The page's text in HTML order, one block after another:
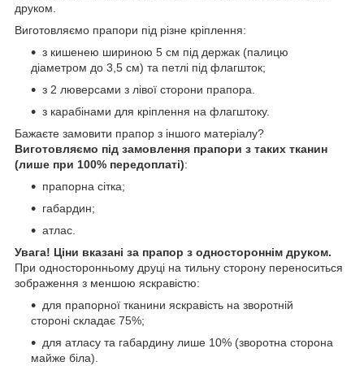
друком.
Виготовляємо прапори під різне кріплення:
з кишенею шириною 5 см під держак (палицю
діаметром до 3,5 см) та петлі під флагшток;
з 2 люверсами з лівої сторони прапора.
з карабінами для кріплення на флагштоку.
Бажаєте замовити прапор з іншого матеріалу?
Виготовляємо під замовлення прапори з таких тканин
(лише при 100% передоплаті):
прапорна сітка;
габардин;
атлас.
Увага! Ціни вказані за прапор з одностороннім друком.
При односторонньому друці на тильну сторону переноситься
зображення з меншою яскравістю:
для прапорної тканини яскравість на зворотній
стороні складає 75%;
для атласу та габардину лише 10% (зворотна сторона
майже біла).